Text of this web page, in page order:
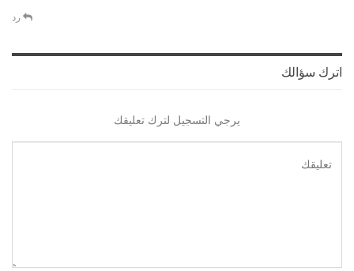
رد
اترك سؤالك
يرجي التسجيل لترك تعليقك